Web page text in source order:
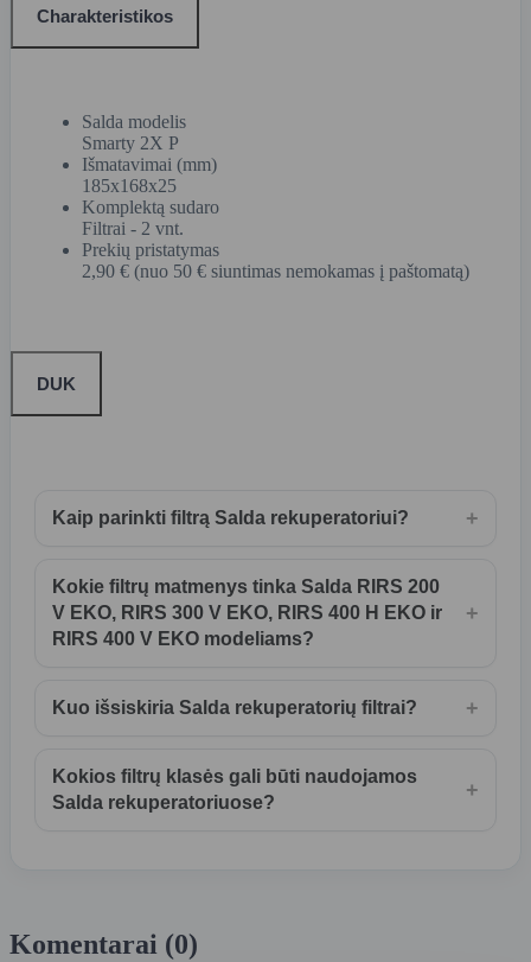
Charakteristikos
Salda modelis
Smarty 2X P
Išmatavimai (mm)
185x168x25
Komplektą sudaro
Filtrai - 2 vnt.
Prekių pristatymas
2,90 € (nuo 50 € siuntimas nemokamas į paštomatą)
DUK
Kaip parinkti filtrą Salda rekuperatoriui? +
Kokie filtrų matmenys tinka Salda RIRS 200
V EKO, RIRS 300 V EKO, RIRS 400 H EKO ir
RIRS 400 V EKO modeliams?
+
Kuo išsiskiria Salda rekuperatorių filtrai? +
Kokios filtrų klasės gali būti naudojamos
Salda rekuperatoriuose?
+
Komentarai (0)